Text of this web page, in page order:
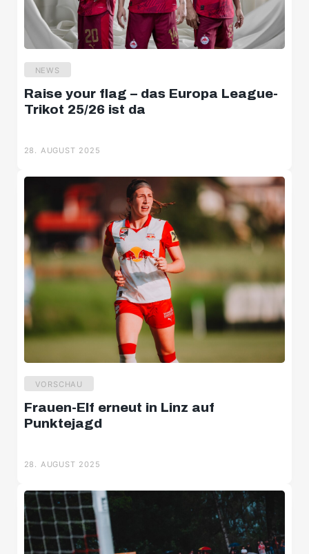
NEWS
Raise your flag – das Europa League-
Trikot 25/26 ist da
28. AUGUST 2025
VORSCHAU
Frauen-Elf erneut in Linz auf
Punktejagd
28. AUGUST 2025